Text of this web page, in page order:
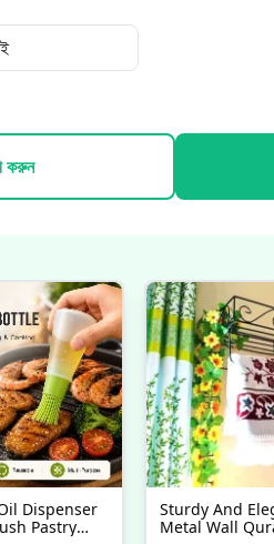
করুন
Dispenser
Pastry
Sturdy And
Metal Wall